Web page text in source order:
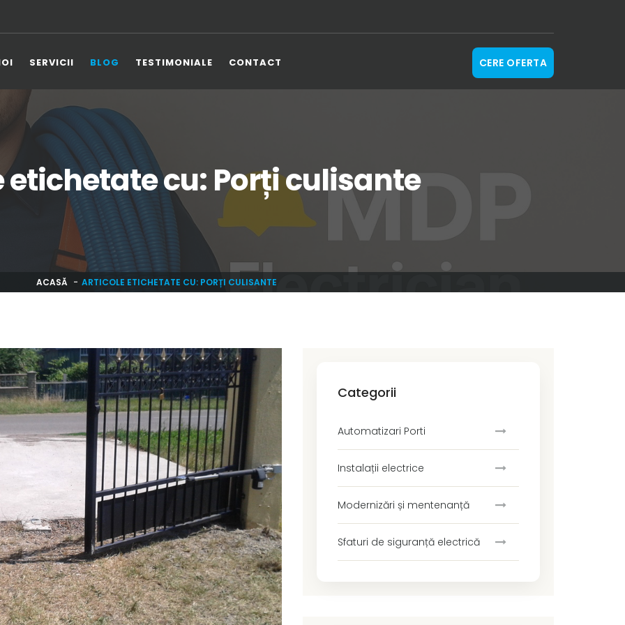
SERVICII BLOG TESTIMONIALE CONTACT CERE OFERTA
cu: Porți culisante
ACASĂ ARTICOLE ETICHETATE CU: PORȚI CULISANTE
Categorii
Automatizari Porti
Instalații electrice
Modernizări și mentenanță
Sfaturi de siguranță electrică